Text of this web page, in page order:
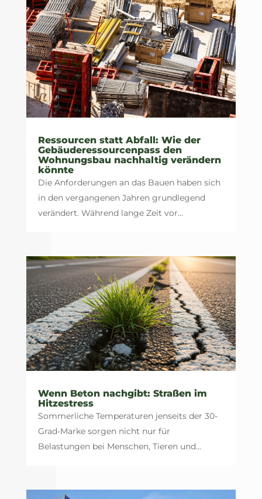
Ressourcen statt Abfall: Wie der
Gebäuderessourcenpass den
Wohnungsbau nachhaltig verändern
könnte
Die Anforderungen an das Bauen haben sich
in den vergangenen Jahren grundlegend
verändert. Während lange Zeit vor...
Wenn Beton nachgibt: Straßen im
Hitzestress
Sommerliche Temperaturen jenseits der 30-
Grad-Marke sorgen nicht nur für
Belastungen bei Menschen, Tieren und...